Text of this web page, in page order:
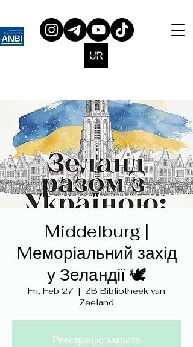
Middelburg |
Mеморіальний захід
у Зеландії 🕊️
Fri, Feb 27
  |
ZB Bibliotheek van
Zeeland
Реєстрацію закрито